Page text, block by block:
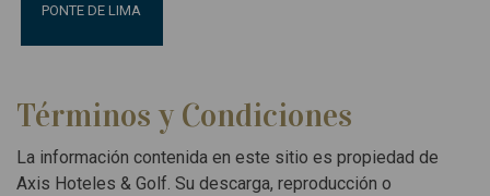
PONTE DE LIMA
Términos y Condiciones
La información contenida en este sitio es propiedad de
Axis Hoteles & Golf. Su descarga, reproducción o